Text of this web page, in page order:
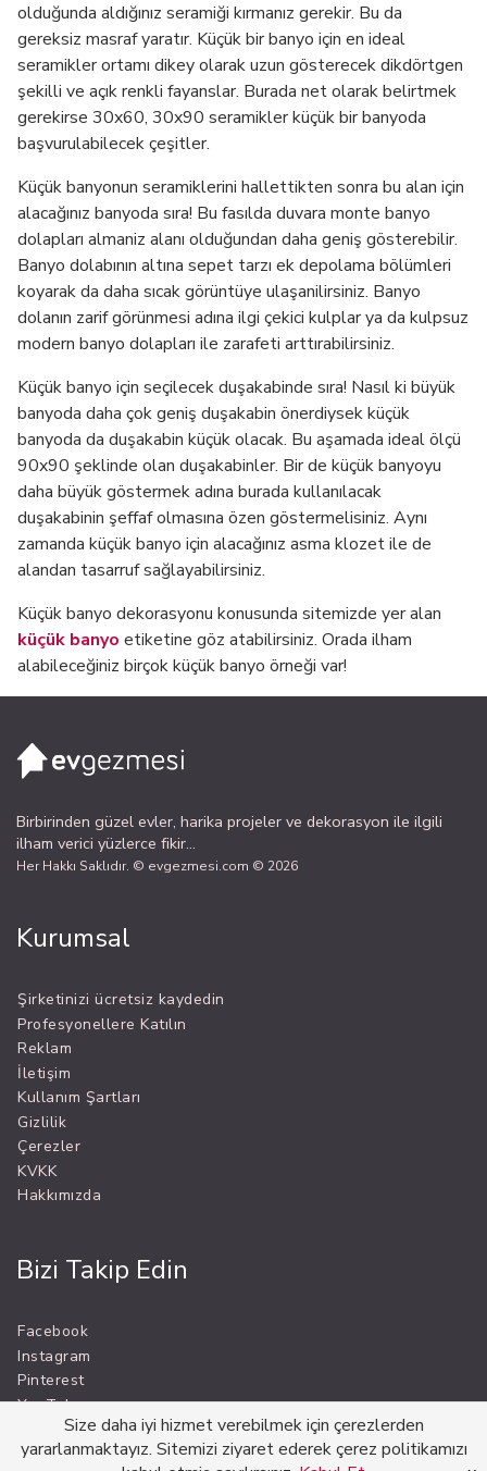
olduğunda aldığınız seramiği kırmanız gerekir. Bu da
gereksiz masraf yaratır. Küçük bir banyo için en ideal
seramikler ortamı dikey olarak uzun gösterecek dikdörtgen
şekilli ve açık renkli fayanslar. Burada net olarak belirtmek
gerekirse 30x60, 30x90 seramikler küçük bir banyoda
başvurulabilecek çeşitler.
Küçük banyonun seramiklerini hallettikten sonra bu alan için
alacağınız banyoda sıra! Bu fasılda duvara monte banyo
dolapları almaniz alanı olduğundan daha geniş gösterebilir.
Banyo dolabının altına sepet tarzı ek depolama bölümleri
koyarak da daha sıcak görüntüye ulaşanilirsiniz. Banyo
dolanın zarif görünmesi adına ilgi çekici kulplar ya da kulpsuz
modern banyo dolapları ile zarafeti arttırabilirsiniz.
Küçük banyo için seçilecek duşakabinde sıra! Nasıl ki büyük
banyoda daha çok geniş duşakabin önerdiysek küçük
banyoda da duşakabin küçük olacak. Bu aşamada ideal ölçü
90x90 şeklinde olan duşakabinler. Bir de küçük banyoyu
daha büyük göstermek adına burada kullanılacak
duşakabinin şeffaf olmasına özen göstermelisiniz. Aynı
zamanda küçük banyo için alacağınız asma klozet ile de
alandan tasarruf sağlayabilirsiniz.
Küçük banyo dekorasyonu konusunda sitemizde yer alan
küçük banyo etiketine göz atabilirsiniz. Orada ilham
alabileceğiniz birçok küçük banyo örneği var!
Birbirinden güzel evler, harika projeler ve dekorasyon ile ilgili
ilham verici yüzlerce fikir...
Her Hakkı Saklıdır. © evgezmesi.com © 2026
Kurumsal
Şirketinizi ücretsiz kaydedin
Profesyonellere Katılın
Reklam
İletişim
Kullanım Şartları
Gizlilik
Çerezler
KVKK
Hakkımızda
Bizi Takip Edin
Facebook
Instagram
Pinterest
YouTube
Size daha iyi hizmet verebilmek için çerezlerden
yararlanmaktayız. Sitemizi ziyaret ederek çerez politikamızı